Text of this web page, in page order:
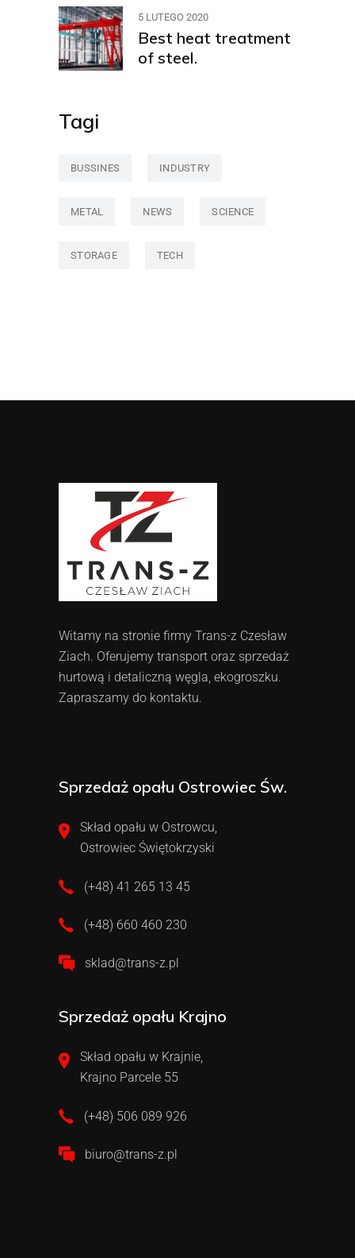
5 LUTEGO 2020
Best heat treatment
of steel.
Tagi
BUSSINES INDUSTRY
METAL NEWS SCIENCE
STORAGE TECH
Witamy na stronie firmy Trans-z Czesław
Ziach. Oferujemy transport oraz sprzedaż
hurtową i detaliczną węgla, ekogroszku.
Zapraszamy do kontaktu.
Sprzedaż opału Ostrowiec Św.
Skład opału w Ostrowcu,
Ostrowiec Świętokrzyski
(+48) 41 265 13 45
(+48) 660 460 230
sklad@trans-z.pl
Sprzedaż opału Krajno
Skład opału w Krajnie,
Krajno Parcele 55
(+48) 506 089 926
biuro@trans-z.pl